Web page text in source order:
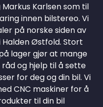
Karlsen som til
innen bilstereo. Vi
på norske siden av
Halden Østfold. Stort
lager gjør at mange
og hjelp til å sette
for deg og din bil. Vi
CNC maskiner for å
til din bil